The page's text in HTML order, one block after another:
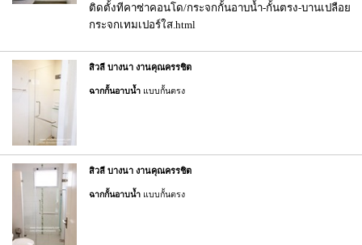
ติดตั้งทีคาซ่าคอนโด/กระจกกั้นอาบน้ำ-กั้นตรง-บานเปลือย
กระจกเทมเปอร์ใส.html
สิวลี บางนา งานคุณครรชิต
ฉากกั้นอาบน้ำ แบบกั้นตรง
สิวลี บางนา งานคุณครรชิต
ฉากกั้นอาบน้ำ แบบกั้นตรง